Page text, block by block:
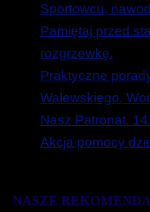
Sportowcu,
Pamiętaj przed
rozgrzewkę.
Praktyczne
Walewskiego.
Nasz Patronat.
Akcja pomocy
NASZE